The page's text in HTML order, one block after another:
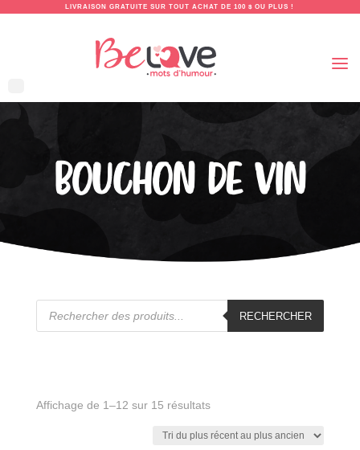
LIVRAISON GRATUITE SUR TOUT ACHAT DE 100 $ OU PLUS !
BOUCHON DE VIN
Recherche
RECHERCHER
Affichage de 1–12 sur 15 résultatsTrié
plus